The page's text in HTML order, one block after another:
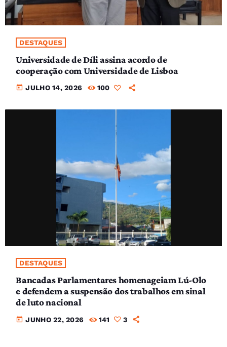
DESTAQUES
Universidade de Díli assina acordo de
cooperação com Universidade de Lisboa
today JULHO 14, 2026 100
DESTAQUES
Bancadas Parlamentares homenageiam Lú-Olo
e defendem a suspensão dos trabalhos em sinal
de luto nacional
today JUNHO 22, 2026 141 3